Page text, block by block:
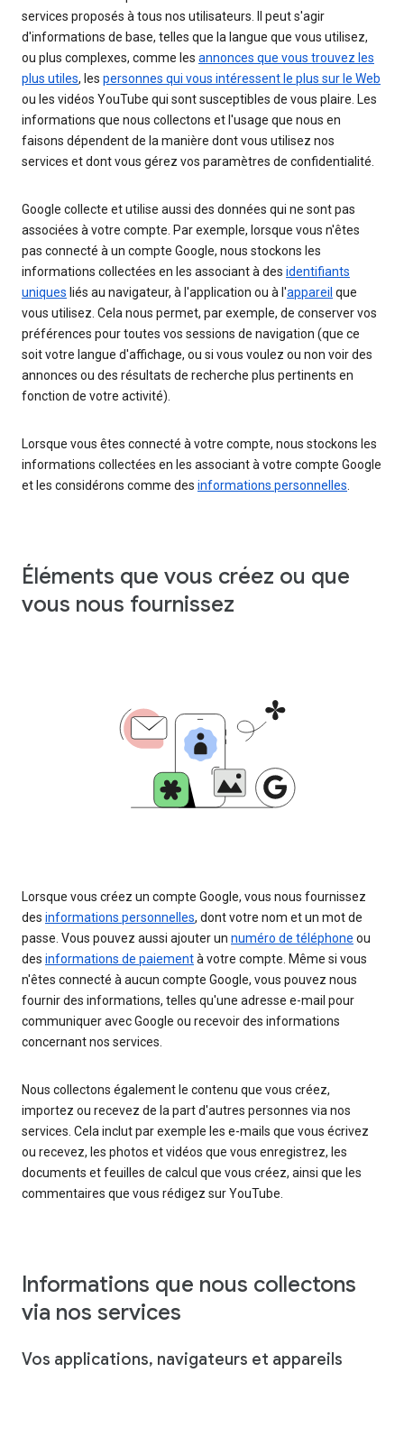
services proposés à tous nos utilisateurs. Il peut s'agir
d'informations de base, telles que la langue que vous utilisez,
ou plus complexes, comme les annonces que vous trouvez les
plus utiles, les personnes qui vous intéressent le plus sur le Web
ou les vidéos YouTube qui sont susceptibles de vous plaire. Les
informations que nous collectons et l'usage que nous en
faisons dépendent de la manière dont vous utilisez nos
services et dont vous gérez vos paramètres de confidentialité.
Google collecte et utilise aussi des données qui ne sont pas
associées à votre compte. Par exemple, lorsque vous n'êtes
pas connecté à un compte Google, nous stockons les
informations collectées en les associant à des identifiants
uniques liés au navigateur, à l'application ou à l'appareil que
vous utilisez. Cela nous permet, par exemple, de conserver vos
préférences pour toutes vos sessions de navigation (que ce
soit votre langue d'affichage, ou si vous voulez ou non voir des
annonces ou des résultats de recherche plus pertinents en
fonction de votre activité).
Lorsque vous êtes connecté à votre compte, nous stockons les
informations collectées en les associant à votre compte Google
et les considérons comme des informations personnelles
Éléments que vous créez ou que
vous nous fournissez
Lorsque vous créez un compte Google, vous nous fournissez
des informations personnelles, dont votre nom et un mot de
passe. Vous pouvez aussi ajouter un numéro de téléphone ou
des informations de paiementà votre compte. Même si vous
n'êtes connecté à aucun compte Google, vous pouvez nous
fournir des informations, telles qu'une adresse e-mail pour
communiquer avec Google ou recevoir des informations
concernant nos services.
Nous collectons également le contenu que vous créez,
importez ou recevez de la part d'autres personnes via nos
services. Cela inclut par exemple les e-mails que vous écrivez
ou recevez, les photos et vidéos que vous enregistrez, les
documents et feuilles de calcul que vous créez, ainsi que les
commentaires que vous rédigez sur YouTube.
Informations que nous collectons
via nos services
Vos applications, navigateurs et appareils